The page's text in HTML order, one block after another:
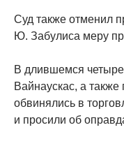
Суд также отменил
Ю. Забулиса меру
В длившемся четыре
Вайнаускас, а
обвинялись в
и просили об